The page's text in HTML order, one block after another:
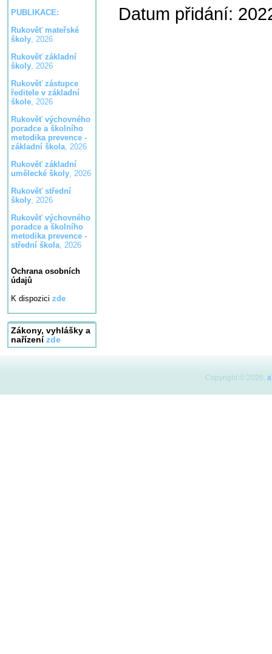
PUBLIKACE:
Rukověť mateřské
školy, 2026
Rukověť základní
školy, 2026
Rukověť zástupce
ředitele v základní
škole, 2026
Rukověť výchovného
poradce a školního
metodika prevence -
základní škola, 2026
Rukověť základní
umělecké školy, 2026
Rukověť střední
školy, 2026
Rukověť výchovného
poradce a školního
metodika prevence -
střední škola, 2026
Ochrana osobních
údajů
K dispozici zde
Zákony, vyhlášky a
nařízení zde
Datum přidání:
Copyright © 2026,